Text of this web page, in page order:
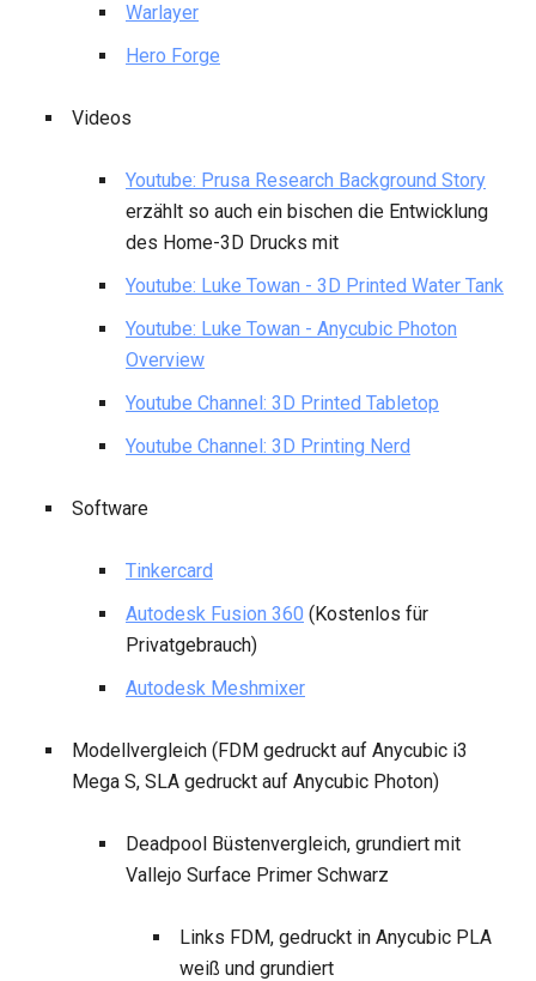
Warlayer
Hero Forge
Videos
Youtube: Prusa Research Background Story
erzählt so auch ein bischen die Entwicklung
des Home-3D Drucks mit
Youtube: Luke Towan - 3D Printed Water Tank
Youtube: Luke Towan - Anycubic Photon
Overview
Youtube Channel: 3D Printed Tabletop
Youtube Channel: 3D Printing Nerd
Software
Tinkercard
Autodesk Fusion 360 (Kostenlos für
Privatgebrauch)
Autodesk Meshmixer
Modellvergleich (FDM gedruckt auf Anycubic i3
Mega S, SLA gedruckt auf Anycubic Photon)
Deadpool Büstenvergleich, grundiert mit
Vallejo Surface Primer Schwarz
Links FDM, gedruckt in Anycubic PLA
weiß und grundiert